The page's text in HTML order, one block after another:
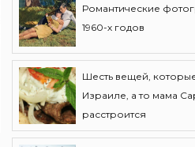
Романтические
1960-х годов
Шесть вещей,
Израиле, а то мама
расстроится